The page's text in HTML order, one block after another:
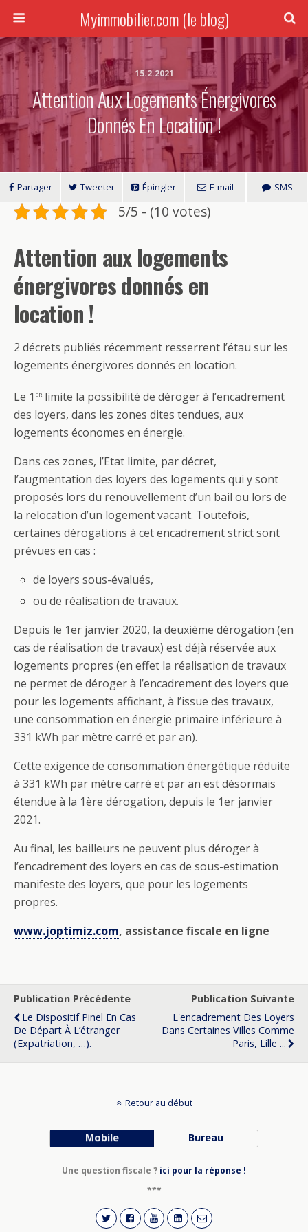
Myimmobilier.com (le blog)
15.2.2021
Attention Aux Logements Énergivores
Donnés En Location !
Partager Tweeter Épingler E-mail SMS
5/5 - (10 votes)
Attention aux logements
énergivores donnés en
location !
2 décrets publiés récemment resserrent l’étau sur les
logements énergivores donnés en location.
Le 1 er limite la possibilité de déroger à l’encadrement
des loyers, dans les zones dites tendues, aux
logements économes en énergie.
Dans ces zones, l’Etat limite, par décret,
l’augmentation des loyers des logements qui y sont
proposés lors du renouvellement d’un bail ou lors de
la relocation d’un logement vacant. Toutefois,
certaines dérogations à cet encadrement strict sont
prévues en cas :
de loyers sous-évalués,
ou de réalisation de travaux.
Depuis le 1er janvier 2020, la deuxième dérogation (en
cas de réalisation de travaux) est déjà réservée aux
logements propres (en effet la réalisation de travaux
ne permet de déroger à l’encadrement des loyers que
pour les logements affichant, à l’issue des travaux,
une consommation en énergie primaire inférieure à
331 kWh par mètre carré et par an).
Cette exigence de consommation énergétique réduite
à 331 kWh par mètre carré et par an est désormais
étendue à la 1ère dérogation, depuis le 1er janvier
2021.
Au final, les bailleurs ne peuvent plus déroger à
l’encadrement des loyers en cas de sous-estimation
manifeste des loyers, que pour les logements
propres.
www.joptimiz.com, assistance fiscale en ligne
Publication Précédente
Le Dispositif Pinel En Cas
De Départ À L’étranger
(expatriation, …).
Publication Suivante
L'encadrement Des Loyers
Dans Certaines Villes Comme
Paris, Lille ...
Retour au début
Mobile Bureau
Une question fiscale ? ici pour la réponse !
***